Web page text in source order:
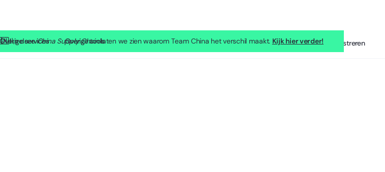
I\n dezeChina Supply Chainlaten we zien waarom Team China het verschil maakt. Kijk hier verder!
Overige services Overige tools Inloggen Registreren